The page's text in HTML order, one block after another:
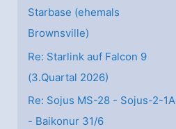
Starbase (ehemals
Brownsville)
Re: Starlink auf Falcon 9
(3.Quartal 2026)
Re: Sojus MS-28 - Sojus-2-1А
- Baikonur 31/6